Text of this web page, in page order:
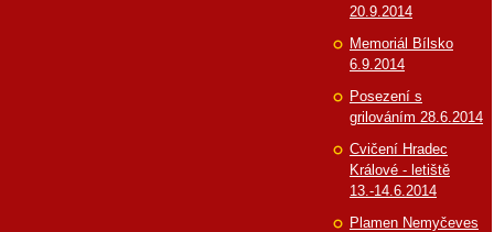
20.9.2014
Memoriál Bílsko
6.9.2014
Posezení s
grilováním 28.6.2014
Cvičení Hradec
Králové - letiště
13.-14.6.2014
Plamen Nemyčeves